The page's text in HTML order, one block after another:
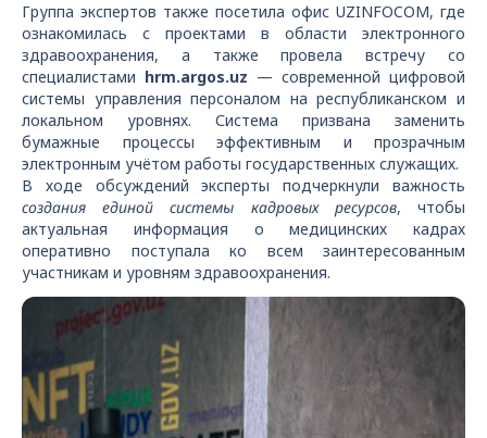
Группа экспертов также посетила офис UZINFOCOM, где
ознакомилась с проектами в области электронного
здравоохранения, а также провела встречу со
специалистами hrm.argos.uz — современной цифровой
системы управления персоналом на республиканском и
локальном уровнях. Система призвана заменить
бумажные процессы эффективным и прозрачным
электронным учётом работы государственных служащих.
В ходе обсуждений эксперты подчеркнули важность
создания единой системы кадровых ресурсов, чтобы
актуальная информация о медицинских кадрах
оперативно поступала ко всем заинтересованным
участникам и уровням здравоохранения.